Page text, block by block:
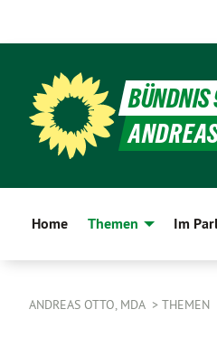
BÜNDNIS
Home Themen Im
ANDREAS OTTO, MDA THEMEN